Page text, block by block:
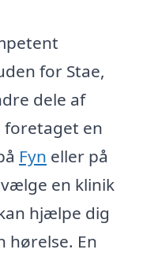
for Stae,
dele af
foretaget en
Fyn eller på
en klinik
hjælpe dig
hørelse. En